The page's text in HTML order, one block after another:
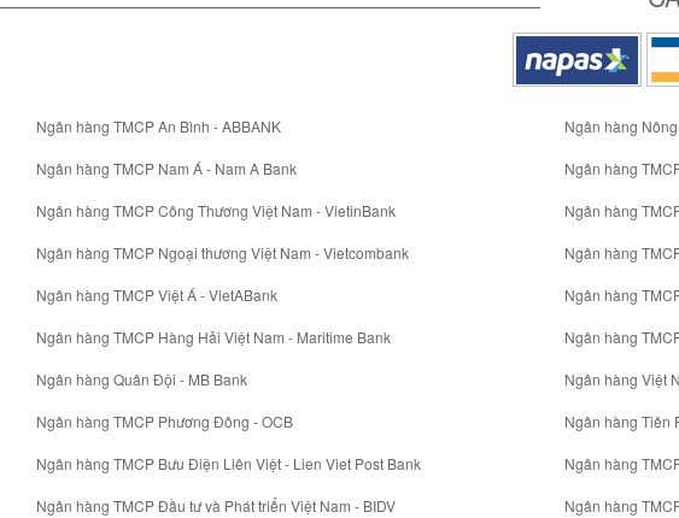
Ngân hàng TMCP An Bình - ABBANK
Ngân hàng TMCP Nam Á - Nam A Bank
Ngân hàng TMCP Công Thương Việt Nam - VietinBank
Ngân hàng TMCP Ngoại thương Việt Nam - Vietcombank
Ngân hàng TMCP Việt Á - VietABank
Ngân hàng TMCP Hàng Hải Việt Nam - Maritime Bank
Ngân hàng Quân Đội - MB Bank
Ngân hàng TMCP Phương Đông - OCB
Ngân hàng TMCP Bưu Điện Liên Việt - Lien Viet Post Bank
Ngân hàng TMCP Đầu tư và Phát triển Việt Nam - BIDV
Ngân hàng
Ngân hàng
Ngân hàng
Ngân hàng
Ngân hàng
Ngân hàng
Ngân hàng Việt
Ngân hàng Tiên
Ngân hàng
Ngân hàng